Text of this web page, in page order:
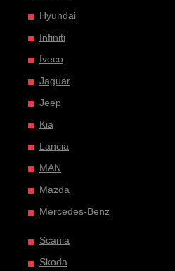
Hyundai
Infiniti
Iveco
Jaguar
Jeep
Kia
Lancia
MAN
Mazda
Mercedes-Benz
Scania
Skoda